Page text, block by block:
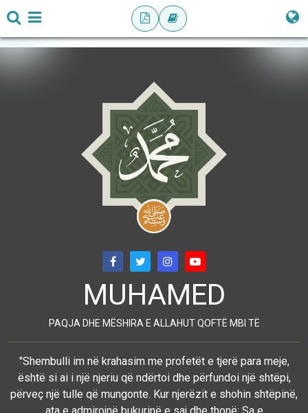
MUHAMED
PAQJA DHE MËSHIRA E ALLAHUT QOFTË MBI TË
"Shembulli im në krahasim me profetët e tjerë para meje,
është si ai i një njeriu që ndërtoi dhe përfundoi një shtëpi,
përveç një tulle që mungonte. Kur njerëzit e shohin shtëpinë,